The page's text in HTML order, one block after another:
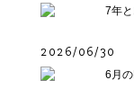
7年
2026/06/30
6月